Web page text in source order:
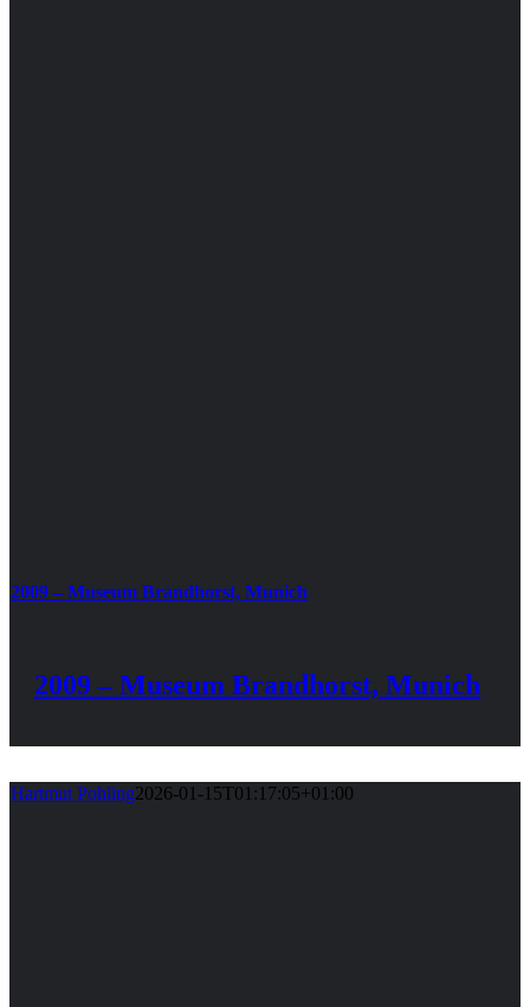
2009 – Museum Brandhorst, Munich
2009 – Museum Brandhorst, Munich
Hartmut Pohling2026-01-15T01:17:05+01:00